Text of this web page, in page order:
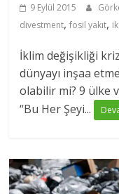
9 Eylül 2015
divestment,fosil yakıt,
İklim değişikliği
dünyayı inşaa
olabilir mi? 9 ülke
“Bu Her Şeyi...